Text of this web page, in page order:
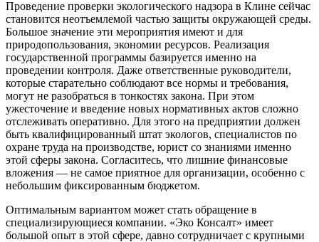
Проведение проверки экологического надзора в Клине сейчас
становится неотъемлемой частью защиты окружающей среды.
Большое значение эти мероприятия имеют и для
природопользования, экономии ресурсов. Реализация
государственной программы базируется именно на
проведении контроля. Даже ответственные руководители,
которые старательно соблюдают все нормы и требования,
могут не разобраться в тонкостях закона. При этом
ужесточение и введение новых нормативных актов сложно
отслеживать оперативно. Для этого на предприятии должен
быть квалифицированный штат экологов, специалистов по
охране труда на производстве, юрист со знаниями именно
этой сферы закона. Согласитесь, что лишние финансовые
вложения — не самое приятное для организации, особенно с
небольшим фиксированным бюджетом.
Оптимальным вариантом может стать обращение в
специализирующиеся компании. «Эко Консалт» имеет
большой опыт в этой сфере, давно сотрудничает с крупными